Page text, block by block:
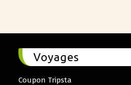
Voyages
Coupon Tripsta